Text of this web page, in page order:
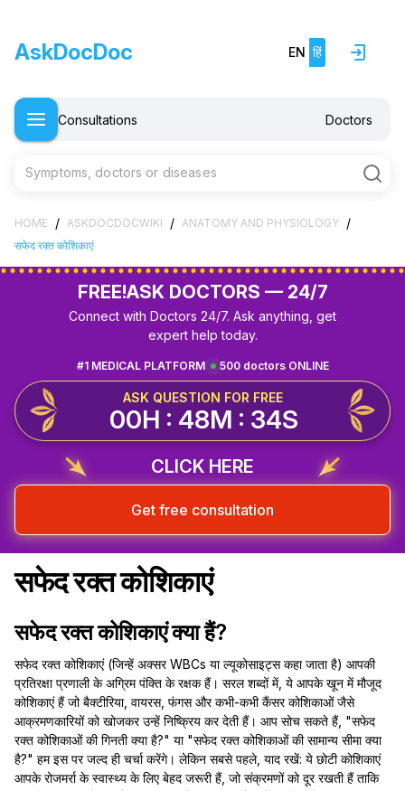
AskDocDoc EN हिं
Consultations Doctors
Symptoms, doctors or diseases
HOME / ASKDOCDOCWIKI / ANATOMY AND PHYSIOLOGY /
सफेद रक्त कोशिकाएं
FREE!ASK DOCTORS — 24/7
Connect with Doctors 24/7. Ask anything, get
expert help today.
500 doctors ONLINE
#1 MEDICAL PLATFORM
ASK QUESTION FOR FREE
00H : 48M : 33S
CLICK HERE
Get free consultation
सफेद रक्त कोशिकाएं
सफेद रक्त कोशिकाएं क्या हैं?
सफेद रक्त कोशिकाएं (जिन्हें अक्सर WBCs या ल्यूकोसाइट्स कहा जाता है) आपकी
प्रतिरक्षा प्रणाली के अग्रिम पंक्ति के रक्षक हैं। सरल शब्दों में, ये आपके खून में मौजूद
कोशिकाएं हैं जो बैक्टीरिया, वायरस, फंगस और कभी-कभी कैंसर कोशिकाओं जैसे
आक्रमणकारियों को खोजकर उन्हें निष्क्रिय कर देती हैं। आप सोच सकते हैं, "सफेद
रक्त कोशिकाओं की गिनती क्या है?" या "सफेद रक्त कोशिकाओं की सामान्य सीमा क्या
है?" हम इस पर जल्द ही चर्चा करेंगे। लेकिन सबसे पहले, याद रखें: ये छोटी कोशिकाएं
आपके रोजमर्रा के स्वास्थ्य के लिए बेहद जरूरी हैं, जो संक्रमणों को दूर रखती हैं ताकि